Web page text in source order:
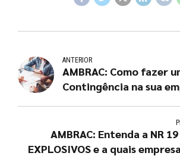
ANTERIOR
AMBRAC: Como fazer
Contingência na sua
AMBRAC: Entenda a NR
EXPLOSIVOS e a quais